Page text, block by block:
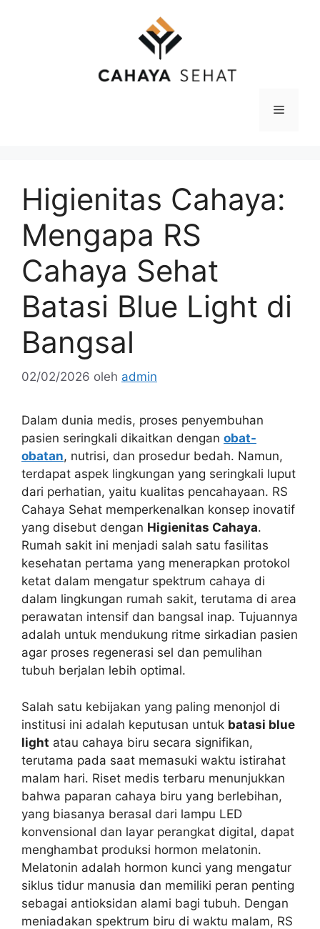
Menu
Higienitas Cahaya:
Mengapa RS
Cahaya Sehat
Batasi Blue Light di
Bangsal
02/02/2026 oleh admin
Dalam dunia medis, proses penyembuhan
pasien seringkali dikaitkan dengan obat-
obatan, nutrisi, dan prosedur bedah. Namun,
terdapat aspek lingkungan yang seringkali luput
dari perhatian, yaitu kualitas pencahayaan. RS
Cahaya Sehat memperkenalkan konsep inovatif
yang disebut dengan Higienitas Cahaya.
Rumah sakit ini menjadi salah satu fasilitas
kesehatan pertama yang menerapkan protokol
ketat dalam mengatur spektrum cahaya di
dalam lingkungan rumah sakit, terutama di area
perawatan intensif dan bangsal inap. Tujuannya
adalah untuk mendukung ritme sirkadian pasien
agar proses regenerasi sel dan pemulihan
tubuh berjalan lebih optimal.
Salah satu kebijakan yang paling menonjol di
institusi ini adalah keputusan untuk batasi blue
light atau cahaya biru secara signifikan,
terutama pada saat memasuki waktu istirahat
malam hari. Riset medis terbaru menunjukkan
bahwa paparan cahaya biru yang berlebihan,
yang biasanya berasal dari lampu LED
konvensional dan layar perangkat digital, dapat
menghambat produksi hormon melatonin.
Melatonin adalah hormon kunci yang mengatur
siklus tidur manusia dan memiliki peran penting
sebagai antioksidan alami bagi tubuh. Dengan
meniadakan spektrum biru di waktu malam, RS